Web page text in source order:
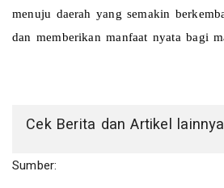
menuju daerah yang semakin
dan memberikan manfaat nyata bagi
Cek Berita dan Artikel
Sumber: